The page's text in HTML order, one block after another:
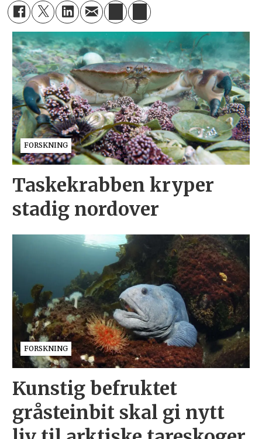
FORSKNING
Taskekrabben kryper
stadig nordover
FORSKNING
Kunstig befruktet
gråsteinbit skal gi nytt